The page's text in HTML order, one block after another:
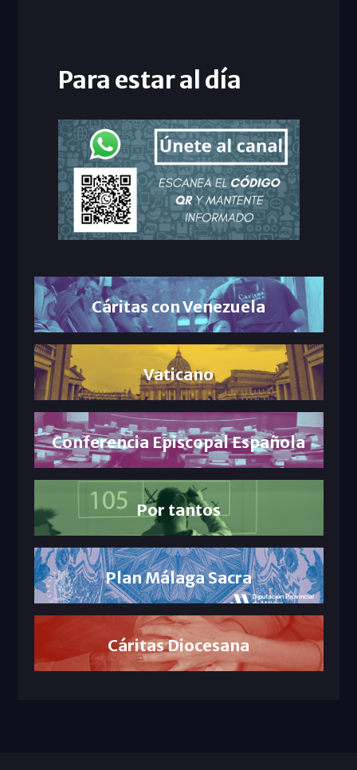
Para estar al día
Cáritas con Venezuela
Vaticano
Conferencia Episcopal Española
Por tantos
Plan Málaga Sacra
Cáritas Diocesana